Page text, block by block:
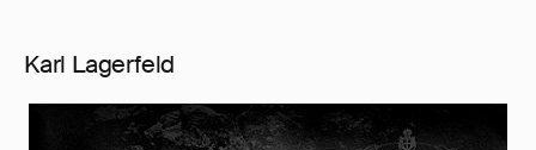
Karl Lagerfeld